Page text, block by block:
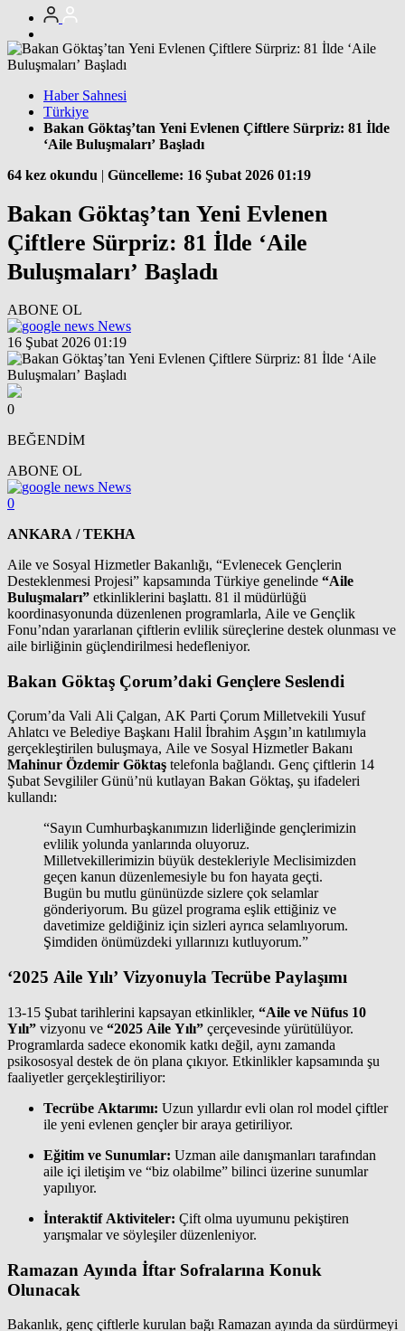
Haber Sahnesi
Türkiye
Bakan Göktaş’tan Yeni Evlenen Çiftlere Sürpriz: 81 İlde
‘Aile Buluşmaları’ Başladı
64 kez okundu | Güncelleme: 16 Şubat 2026 01:19
Bakan Göktaş’tan Yeni Evlenen
Çiftlere Sürpriz: 81 İlde ‘Aile
Buluşmaları’ Başladı
ABONE OL
News
16 Şubat 2026 01:19
0
BEĞENDİM
ABONE OL
News
0
ANKARA / TEKHA
Aile ve Sosyal Hizmetler Bakanlığı, “Evlenecek Gençlerin
Desteklenmesi Projesi” kapsamında Türkiye genelinde “Aile
Buluşmaları” etkinliklerini başlattı. 81 il müdürlüğü
koordinasyonunda düzenlenen programlarla, Aile ve Gençlik
Fonu’ndan yararlanan çiftlerin evlilik süreçlerine destek olunması ve
aile birliğinin güçlendirilmesi hedefleniyor.
Bakan Göktaş Çorum’daki Gençlere Seslendi
Çorum’da Vali Ali Çalgan, AK Parti Çorum Milletvekili Yusuf
Ahlatcı ve Belediye Başkanı Halil İbrahim Aşgın’ın katılımıyla
gerçekleştirilen buluşmaya, Aile ve Sosyal Hizmetler Bakanı
Mahinur Özdemir Göktaş telefonla bağlandı. Genç çiftlerin 14
Şubat Sevgililer Günü’nü kutlayan Bakan Göktaş, şu ifadeleri
kullandı:
“Sayın Cumhurbaşkanımızın liderliğinde gençlerimizin
evlilik yolunda yanlarında oluyoruz.
Milletvekillerimizin büyük destekleriyle Meclisimizden
geçen kanun düzenlemesiyle bu fon hayata geçti.
Bugün bu mutlu gününüzde sizlere çok selamlar
gönderiyorum. Bu güzel programa eşlik ettiğiniz ve
davetimize geldiğiniz için sizleri ayrıca selamlıyorum.
Şimdiden önümüzdeki yıllarınızı kutluyorum.”
‘2025 Aile Yılı’ Vizyonuyla Tecrübe Paylaşımı
13-15 Şubat tarihlerini kapsayan etkinlikler, “Aile ve Nüfus 10
Yılı” vizyonu ve “2025 Aile Yılı” çerçevesinde yürütülüyor.
Programlarda sadece ekonomik katkı değil, aynı zamanda
psikososyal destek de ön plana çıkıyor. Etkinlikler kapsamında şu
faaliyetler gerçekleştiriliyor:
Tecrübe Aktarımı: Uzun yıllardır evli olan rol model çiftler
ile yeni evlenen gençler bir araya getiriliyor.
Eğitim ve Sunumlar: Uzman aile danışmanları tarafından
aile içi iletişim ve “biz olabilme” bilinci üzerine sunumlar
yapılıyor.
İnteraktif Aktiviteler: Çift olma uyumunu pekiştiren
yarışmalar ve söyleşiler düzenleniyor.
Ramazan Ayında İftar Sofralarına Konuk
Olunacak
Bakanlık, genç çiftlerle kurulan bağı Ramazan ayında da sürdürmeyi